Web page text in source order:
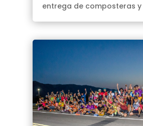
entrega de composteras y